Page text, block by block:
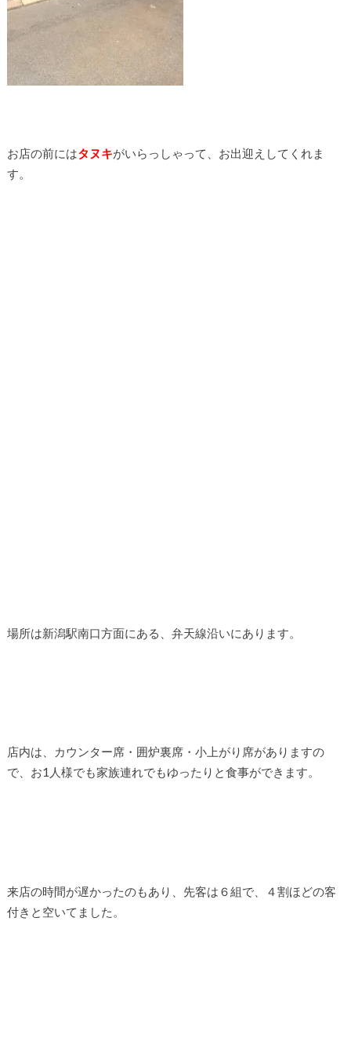
お店の前にはタヌキがいらっしゃって、お出迎えしてくれま
す。
場所は新潟駅南口方面にある、弁天線沿いにあります。
店内は、カウンター席・囲炉裏席・小上がり席がありますの
で、お1人様でも家族連れでもゆったりと食事ができます。
来店の時間が遅かったのもあり、先客は６組で、４割ほどの客
付きと空いてました。